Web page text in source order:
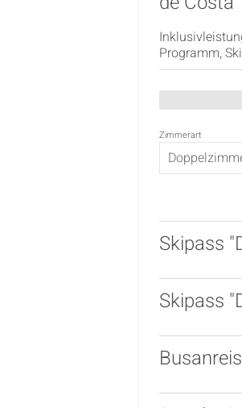
Programm,
Zimmerart
Skipass
Skipass